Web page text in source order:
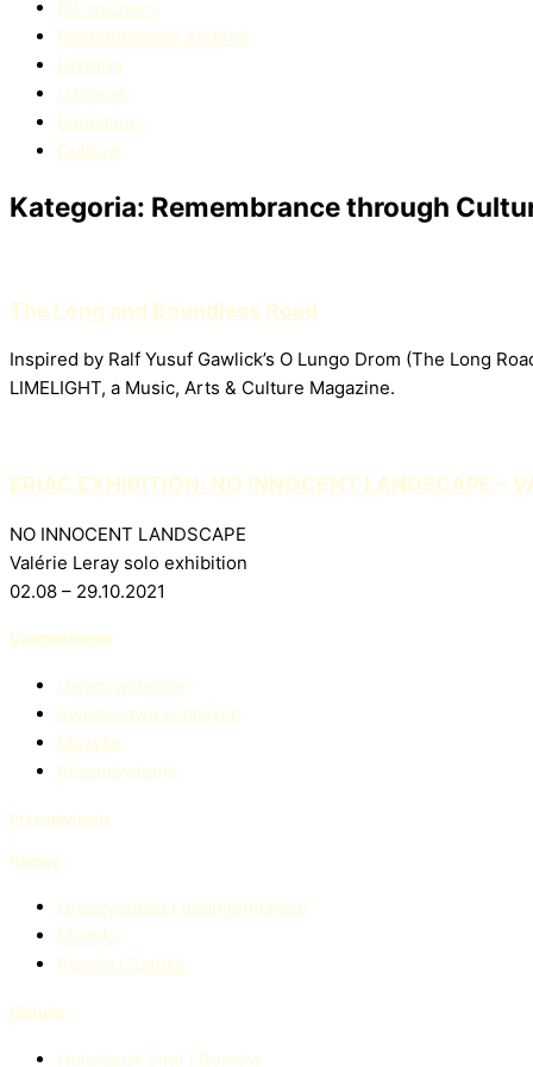
80. rocznicy
Remembrance Archive
Historia
Uznanie
Education​
Culture
Kategoria: Remembrance through
The Long and Boundless Road
Inspired by Ralf Yusuf Gawlick’s O Lungo Drom (The Long
LIMELIGHT, a Music, Arts & Culture Magazine.
ERIAC EXHIBITION: NO INNOCENT LANDSCAPE –
NO INNOCENT LANDSCAPE
Valérie Leray solo exhibition
02.08 – 29.10.2021
Upamiętnienie
Uwagi wstępne
Świadectwa ocalałych
Muzyka
Przemówienia
Przemówienia
Pamięć
Uroczystośćci upamiętniające
Muzyka
Poezja i Sztuka
Historia
Holokaust Sinti i Romów